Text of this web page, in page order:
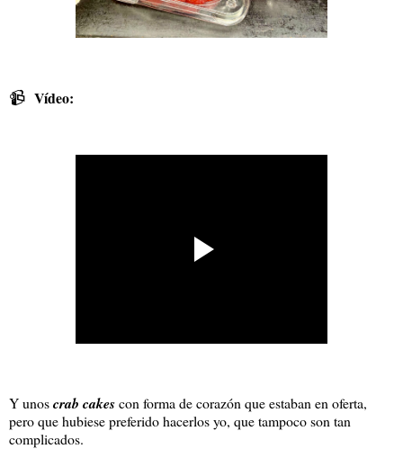
📹 Vídeo:
Y unoscrab cakescon forma de corazón que estaban en oferta,
pero que hubiese preferido hacerlos yo, que tampoco son tan
complicados.